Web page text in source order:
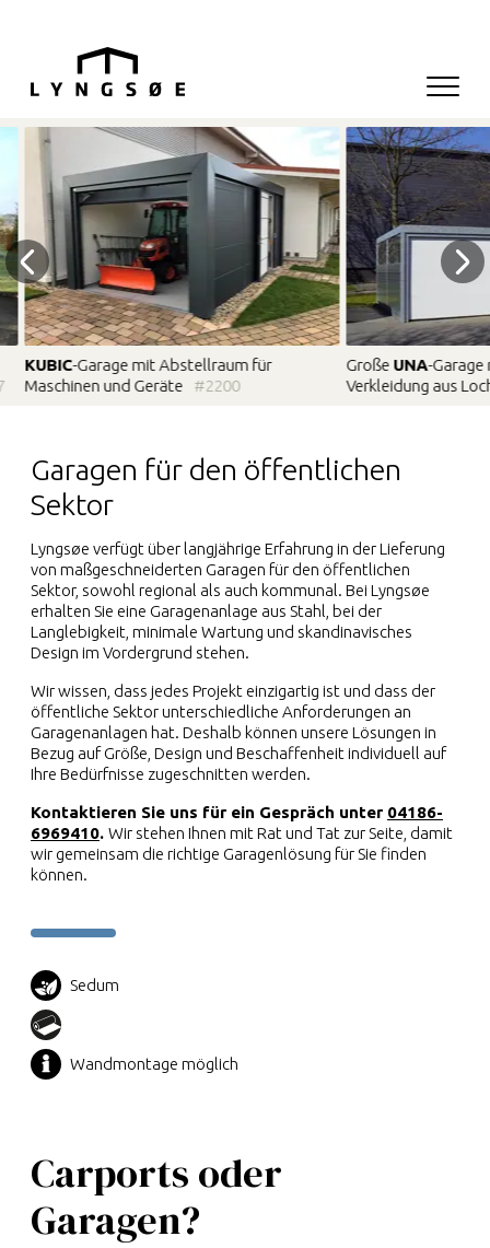
Hauptnavigation
KUBIC-Garage mit Abstellraum für
Maschinen und Geräte
#2200
Große UNA-
Verkleidung aus
Garagen für den öffentlichen
Sektor
Lyngsøe verfügt über langjährige Erfahrung in der Lieferung
von maßgeschneiderten Garagen für den öffentlichen
Sektor, sowohl regional als auch kommunal. Bei Lyngsøe
erhalten Sie eine Garagenanlage aus Stahl, bei der
Langlebigkeit, minimale Wartung und skandinavisches
Design im Vordergrund stehen.
Wir wissen, dass jedes Projekt einzigartig ist und dass der
öffentliche Sektor unterschiedliche Anforderungen an
Garagenanlagen hat. Deshalb können unsere Lösungen in
Bezug auf Größe, Design und Beschaffenheit individuell auf
Ihre Bedürfnisse zugeschnitten werden.
Kontaktieren Sie uns für ein Gespräch unter 04186-
6969410. Wir stehen Ihnen mit Rat und Tat zur Seite, damit
wir gemeinsam die richtige Garagenlösung für Sie finden
können.
Sedum
Wandmontage möglich
Carports oder
Garagen?